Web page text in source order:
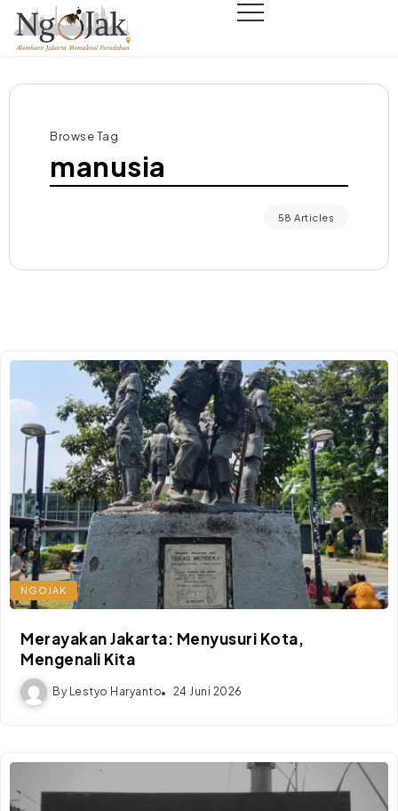
Browse Tag
manusia
58 Articles
NGOJAK
Merayakan Jakarta: Menyusuri Kota,
Mengenali Kita
By Lestyo Haryanto 24 Juni 2026